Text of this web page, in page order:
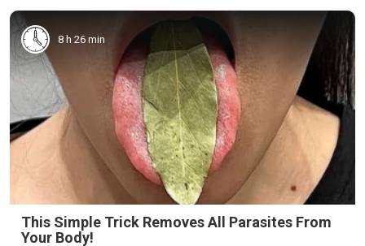
8 h 26 min
This Simple Trick Removes All Parasites From
Your Body!